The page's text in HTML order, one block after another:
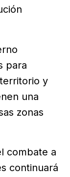
para
y
una
zonas
combate a
continuará